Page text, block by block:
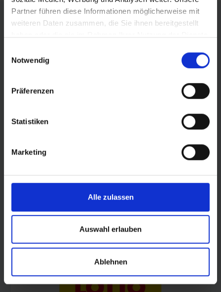
Partner führen diese Informationen möglicherweise mit
weiteren Daten zusammen, die Sie ihnen bereitgestellt
Notwendig
Präferenzen
Statistiken
Marketing
Alle zulassen
Auswahl erlauben
Ablehnen
FÖRDERER DES SPORTS IN SACHSEN-ANHALT